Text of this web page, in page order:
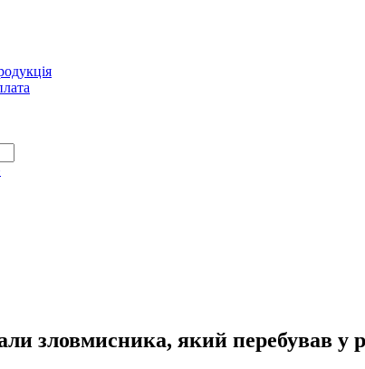
зловмисника, який перебував у